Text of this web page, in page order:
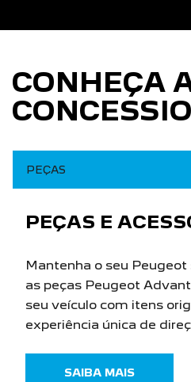
CONHEÇA
PEÇAS
PEÇAS E
Mantenha o seu
as peças Peugeot
seu veículo com itens
experiência única de
SAIBA MAIS